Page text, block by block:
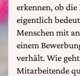
erkennen, ob
eigentlich
Menschen mit
einem
verhält. Wie
Mitarbeitende